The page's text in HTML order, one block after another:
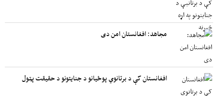
مجاهد: افغانستان امن دی
افغانستان کې د برتانوي پوځیانو د جنایتونو د حقیقت پټول